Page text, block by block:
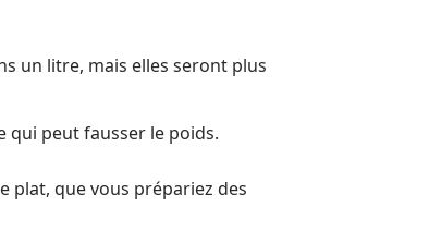
un litre, mais elles seront plus
qui peut fausser le poids.
plat, que vous prépariez des